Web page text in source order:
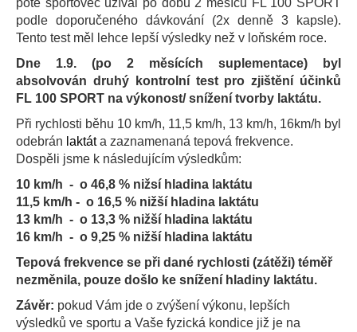
podle doporučeného dávkování (2x denně 3 kapsle).
Tento test měl lehce lepší výsledky než v loňském roce.
Dne 1.9. (po 2 měsících suplementace) byl
absolvován druhý kontrolní test pro zjištění účinků
FL 100 SPORT na výkonost/ snížení tvorby laktátu.
Při rychlosti běhu 10 km/h, 11,5 km/h, 13 km/h, 16km/h byl
odebrán laktáta zaznamenaná tepová frekvence.
Dospěli jsme k následujícím výsledkům:
10 km/h - o 46,8 % nižsí hladina laktátu
11,5 km/h - o 16,5 % nižší hladina laktátu
13 km/h - o 13,3 % nižší hladina laktátu
16 km/h - o 9,25 % nižší hladina laktátu
Tepová frekvence se při dané rychlosti (zátěži) téměř
nezměnila, pouze došlo ke snížení hladiny laktátu.
Závěr: pokud Vám jde o zvýšení výkonu, lepších
výsledků ve sportu a Vaše fyzická kondice již je na
D
o
p
o
r
u
č
u
j
e
m
e